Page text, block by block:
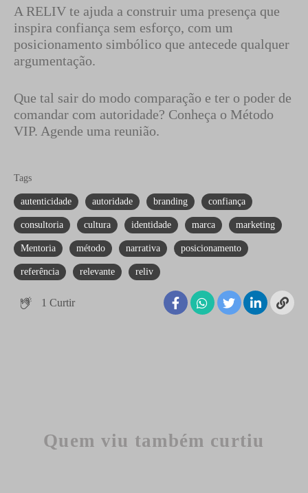
A RELIV te ajuda a construir uma presença que
inspira confiança sem esforço, com um
posicionamento simbólico que antecede qualquer
argumentação.
Que tal sair do modo comparação e ter o poder de
comandar com autoridade? Conheça o Método
VIP. Agende uma reunião.
Tags
autenticidade autoridade branding confiança
consultoria cultura identidade marca marketing
Mentoria método narrativa posicionamento
referência relevante reliv
1 Curtir
Quem viu também curtiu